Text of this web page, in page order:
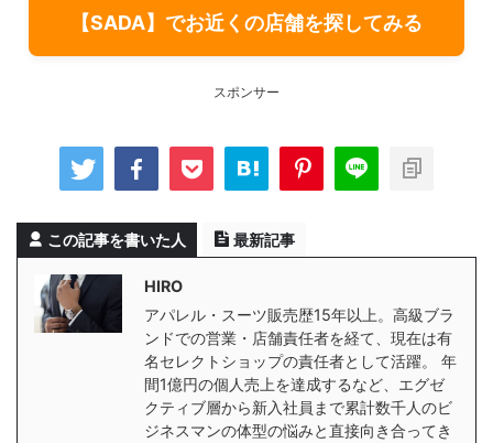
【SADA】でお近くの店舗を探してみる
スポンサー
この記事を書いた人 最新記事
HIRO
アパレル・スーツ販売歴15年以上。高級ブラ
ンドでの営業・店舗責任者を経て、現在は有
名セレクトショップの責任者として活躍。 年
間1億円の個人売上を達成するなど、エグゼ
クティブ層から新入社員まで累計数千人のビ
ジネスマンの体型の悩みと直接向き合ってき